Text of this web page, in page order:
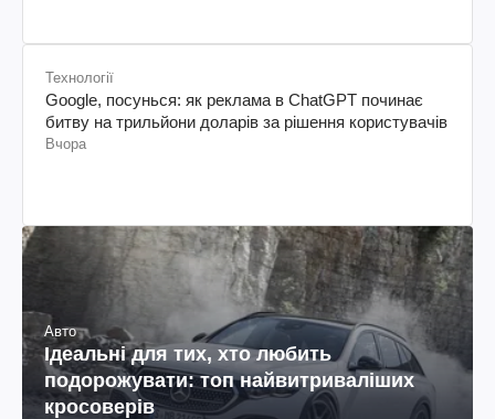
Технології
Google, посунься: як реклама в ChatGPT починає
битву на трильйони доларів за рішення користувачів
Вчора
Авто
Ідеальні для тих, хто любить
подорожувати: топ найвитриваліших
кросоверів